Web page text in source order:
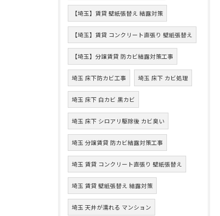
【埼玉】賃貸 壁紙張替え 結露対策
【埼玉】賃貸 コンクリート直張り 壁紙張替え
【埼玉】分譲賃貸 防カビ結露対策工事
埼玉 床下防カビ工事 埼玉 床下 カビ処理
埼玉 床下 白カビ 黒カビ
埼玉 床下 シロアリ駆除後 カビ臭い
埼玉 分譲賃貸 防カビ結露対策工事
埼玉 賃貸 コンクリート直張り 壁紙張替え
埼玉 賃貸 壁紙張替え 結露対策
埼玉 天井が濡れる マンション